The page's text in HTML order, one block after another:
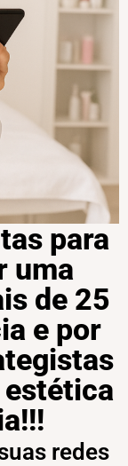
para
uma
de 25
e por
redes